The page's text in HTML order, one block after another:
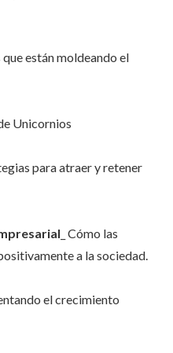
que están moldeando el
Unicornios
para atraer y retener
_ Cómo las
a la sociedad.
el crecimiento